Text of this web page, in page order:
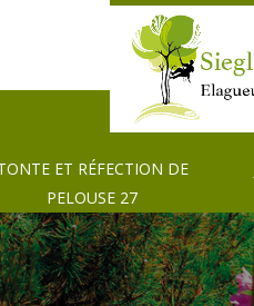
ET RÉFECTION DE
PELOUSE 27